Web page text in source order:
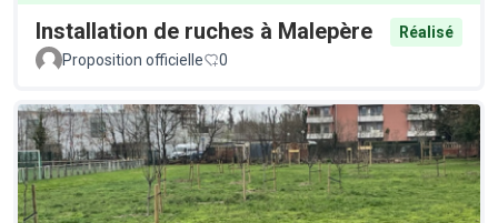
Installation de ruches à Malepère
Réalisé
Proposition officielle
0